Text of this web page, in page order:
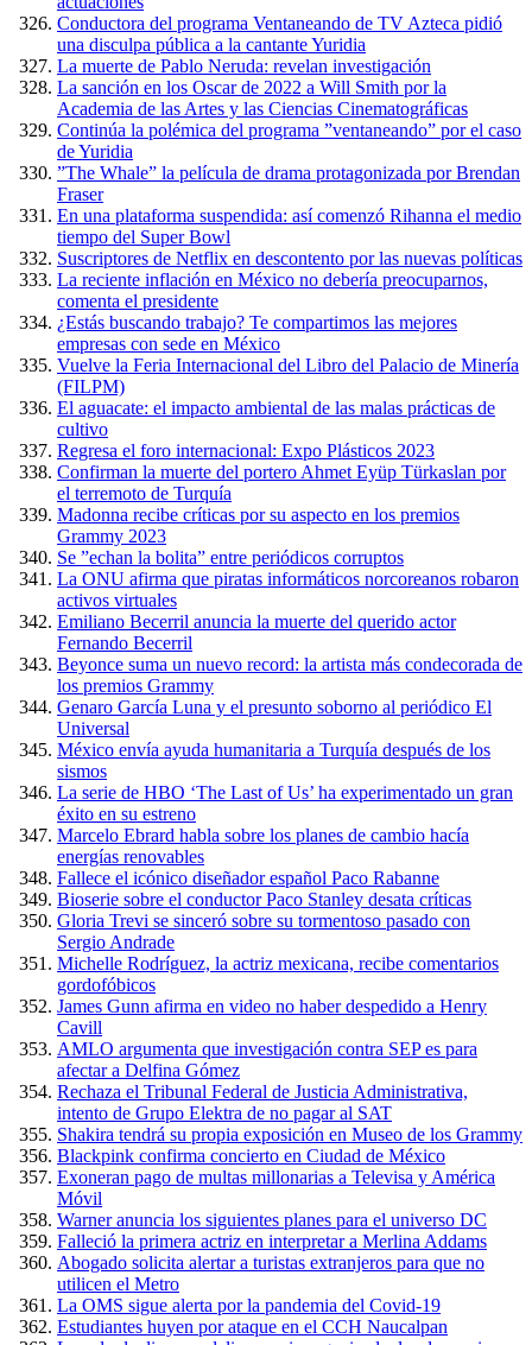
Conductora del programa Ventaneando de TV Azteca pidió
una disculpa pública a la cantante Yuridia
La muerte de Pablo Neruda: revelan investigación
La sanción en los Oscar de 2022 a Will Smith por la
Academia de las Artes y las Ciencias Cinematográficas
Continúa la polémica del programa ”ventaneando” por el caso
de Yuridia
”The Whale” la película de drama protagonizada por Brendan
Fraser
En una plataforma suspendida: así comenzó Rihanna el medio
tiempo del Super Bowl
Suscriptores de Netflix en descontento por las nuevas políticas
La reciente inflación en México no debería preocuparnos,
comenta el presidente
¿Estás buscando trabajo? Te compartimos las mejores
empresas con sede en México
Vuelve la Feria Internacional del Libro del Palacio de Minería
(FILPM)
El aguacate: el impacto ambiental de las malas prácticas de
cultivo
Regresa el foro internacional: Expo Plásticos 2023
Confirman la muerte del portero Ahmet Eyüp Türkaslan por
el terremoto de Turquía
Madonna recibe críticas por su aspecto en los premios
Grammy 2023
Se ”echan la bolita” entre periódicos corruptos
La ONU afirma que piratas informáticos norcoreanos robaron
activos virtuales
Emiliano Becerril anuncia la muerte del querido actor
Fernando Becerril
Beyonce suma un nuevo record: la artista más condecorada de
los premios Grammy
Genaro García Luna y el presunto soborno al periódico El
Universal
México envía ayuda humanitaria a Turquía después de los
sismos
La serie de HBO ‘The Last of Us’ ha experimentado un gran
éxito en su estreno
Marcelo Ebrard habla sobre los planes de cambio hacía
energías renovables
Fallece el icónico diseñador español Paco Rabanne
Bioserie sobre el conductor Paco Stanley desata críticas
Gloria Trevi se sinceró sobre su tormentoso pasado con
Sergio Andrade
Michelle Rodríguez, la actriz mexicana, recibe comentarios
gordofóbicos
James Gunn afirma en video no haber despedido a Henry
Cavill
AMLO argumenta que investigación contra SEP es para
afectar a Delfina Gómez
Rechaza el Tribunal Federal de Justicia Administrativa,
intento de Grupo Elektra de no pagar al SAT
Shakira tendrá su propia exposición en Museo de los Grammy
Blackpink confirma concierto en Ciudad de México
Exoneran pago de multas millonarias a Televisa y América
Móvil
Warner anuncia los siguientes planes para el universo DC
Falleció la primera actriz en interpretar a Merlina Addams
Abogado solicita alertar a turistas extranjeros para que no
utilicen el Metro
La OMS sigue alerta por la pandemia del Covid-19
Estudiantes huyen por ataque en el CCH Naucalpan